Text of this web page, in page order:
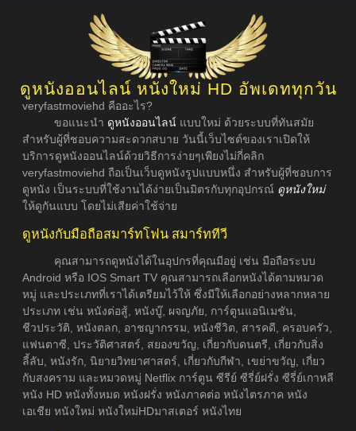
ดูหนังออนไลน์ หนังใหม่ HD อัพเดททุกวัน
veryfastmoviehd คืออะไร?
ขอแนะนำ ดูหนังออนไลน์ แบบใหม่ ด้วยระบบที่ทันสมัย
สำหรับผู้ที่ชอบความสะดวกสบาย วันนี้เว็บไซต์ของเราเปิดให้
บริการดูหนังออนไลน์ด้วยวิธีการง่ายๆเพียงไม่กี่คลิก
veryfastmoviehd ถือเป็นเว็บดูหนังรูปแบบหนึ่ง สำหรับผู้ที่ชอบการ
ดูหนัง เป็นระบบที่ใช้งานได้ง่ายเป็นมิตรกับทุกอุปกรณ์ ดูหนังใหม่
ให้ดูกันแบบ โดยไม่เสียค่าใช้จ่าย
ดูหนังกับมือถือสมาร์ทโฟน สมาร์ททีวี
คุณสามารถดูหนังได้ในอุปกรที่คุณมีอยู่ เช่น มือถือระบบ
Android หรือ IOS Smart TV คุณสามารถเลือกหนังได้ตามหมวด
หมู่ และประเภทที่เราได้เตรียมไว้ให้ ซึ่งมีให้เลือกอย่างหลากหลาย
ประเภท เช่น หนังต่อสู้, หนังบู๊, ผจญภัย, การ์ตูนแอนิเมชัน,
ชีวประวัติ, หนังตลก, อาชญากรรม, หนังชีวิต, สารคดี, ครอบครัว,
แฟนตาซี, ประวัติศาสตร์, สยองขวัญ, เกี่ยวกับดนตรี, เกี่ยวกับสิ่ง
ลี้ลับ, หนังรัก, นิยายวิทยาศาสตร์, เกี่ยวกับกีฬา, เขย่าขวัญ, เกี่ยว
กับสงคราม และหมวดหมู่ Netflix การ์ตูน ซีรีย์ ซีรี่ย์ฝรั่ง ซีรี่ย์เกาหลี
หนัง HD หนังทั้งหมด หนังฝรั่ง หนังภาคต่อ หนังไตรภาค หนัง
เอเชีย หนังใหม่ หนังใหม่HDมาสเตอร์ หนังไทย